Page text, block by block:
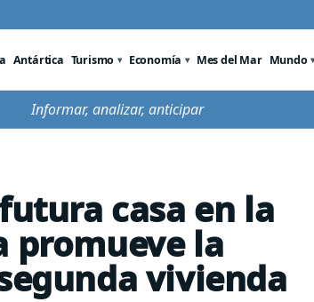
Antártica Turismo Economía Mes del Mar Mundo
Informar, analizar, anticipar
casa en la
promueve la
vivienda